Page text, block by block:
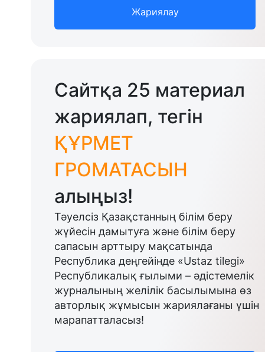
Жариялау
Сайтқа 25 материал
жариялап, тегін
ҚҰРМЕТ
ГРОМАТАСЫН
алыңыз!
Тәуелсіз Қазақстанның білім беру
жүйесін дамытуға және білім беру
сапасын арттыру мақсатында
Республика деңгейінде «Ustaz tilegi»
Республикалық ғылыми – әдістемелік
журналының желілік басылымына өз
авторлық жұмысын жариялағаны үшін
марапатталасыз!